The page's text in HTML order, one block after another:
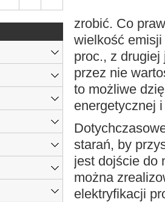
zrobić. Co
wielkość emisji
proc., z
przez nie
to możliwe
energetycznej
starań, by
jest dojście do
można
elektryfikacji